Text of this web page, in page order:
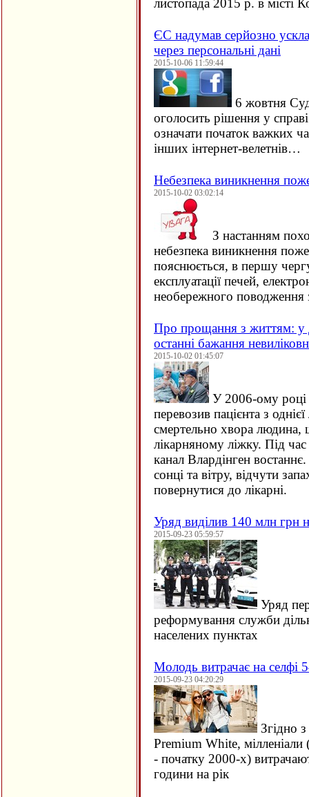
листопада 2015 р. в місті
ЄC надумав серйозно
через персональні дані
2015-10-06 11:59:44
6 жовтня
оголосить рішення у
означати початок важких
інших інтернет-велетнів…
Небезпека виникнення
2015-10-02 03:02:14
З настанням
небезпека виникнення
пояснюється, в першу
експлуатації печей,
необережного поводження
Про прощання з життям: у
останні бажання
2015-10-02 01:45:07
У 2006-ому році
перевозив пацієнта з
смертельно хвора людина,
лікарняному ліжку. Під
канал Влардінген
сонці та вітру, відчути
повернутися до лікарні.
Уряд виділив 140 млн грн
2015-09-23 05:59:57
Уряд
реформування служби
населених пунктах
Молодь витрачає на селфі
2015-09-23 04:20:29
Згідно
Premium White,
- початку 2000-х)
години на рік